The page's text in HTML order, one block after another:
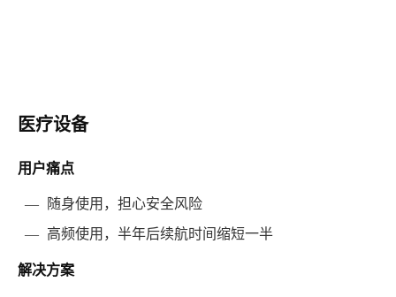
医疗设备
用户痛点
—
随身使用，担心安全风险
— 高频使用，半年后续航时间缩短一半
解决方案